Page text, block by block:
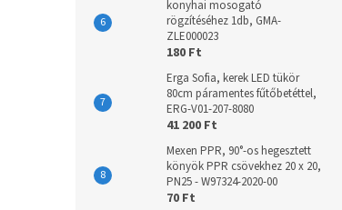
konyhai mosogató
rögzítéséhez 1db, GMA-
ZLE000023
180 Ft
Erga Sofia, kerek LED tükör
80cm páramentes fűtőbetéttel,
ERG-V01-207-8080
41 200 Ft
Mexen PPR, 90°-os hegesztett
könyök PPR csövekhez 20 x 20,
PN25 - W97324-2020-00
70 Ft